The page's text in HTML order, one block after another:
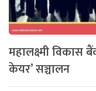
महालक्ष्मी विकास
केयर’ सञ्चालन